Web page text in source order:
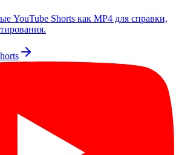
YouTube Shorts как MP4 для справки,